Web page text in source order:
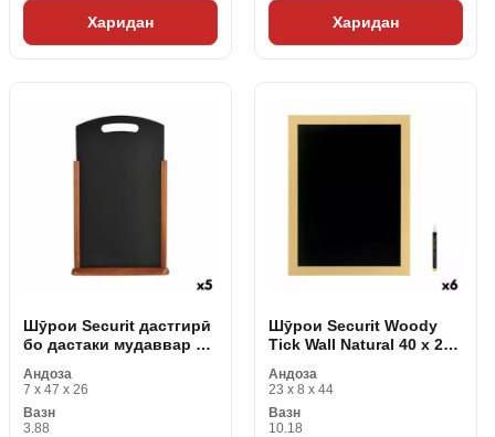
Харидан Харидан
Шӯрои Securit дастгирӣ
бо дастаки мудаввар 47
Андоза
7 x 47 x 26
Вазн
3.88
Шӯрои Securit Woody
Tick Wall Natural 40 x 20
Андоза
23 x 8 x 44
Вазн
10.18